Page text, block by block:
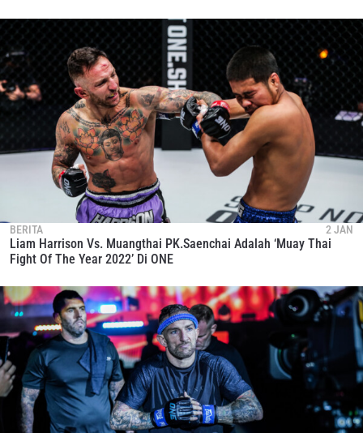
BERITA 2 JAN
Liam Harrison Vs. Muangthai PK.Saenchai Adalah ‘Muay Thai
Fight Of The Year 2022’ Di ONE